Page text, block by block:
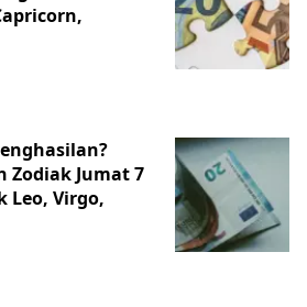
Zodiak Jumat 7
Leo, Virgo,